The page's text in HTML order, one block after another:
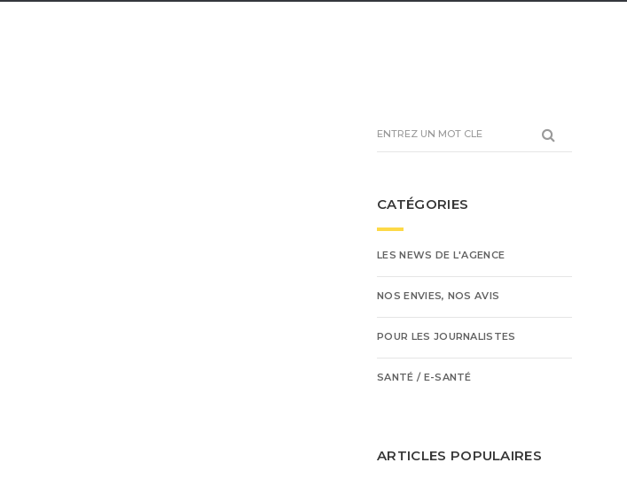
CATÉGORIES
LES NEWS DE L'AGENCE
NOS ENVIES, NOS AVIS
POUR LES JOURNALISTES
SANTÉ / E-SANTÉ
ARTICLES POPULAIRES